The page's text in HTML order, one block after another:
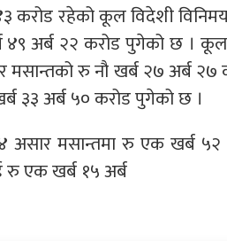
करोड रहेको कूल विदेशी विनिमय
अर्ब २२ करोड पुगेको छ ।
मसान्तको रु नौ खर्ब २७ अर्ब
३३ अर्ब ५० करोड पुगेको छ ।
असार मसान्तमा रु एक खर्ब ५२
एक खर्ब १५ अर्ब